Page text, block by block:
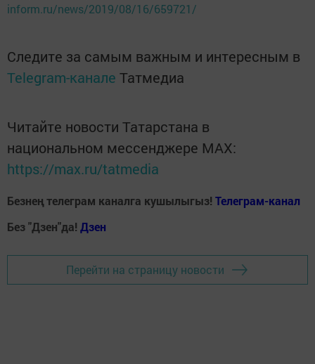
inform.ru/news/2019/08/16/659721/
Следите за самым важным и интересным в
Telegram-канале Татмедиа
Читайте новости Татарстана в
национальном мессенджере MАХ:
https://max.ru/tatmedia
Безнең телеграм каналга кушылыгыз! Телеграм-канал
Без "Дзен"да! Дзен
Перейти на страницу новости